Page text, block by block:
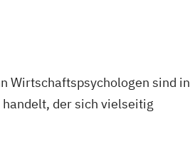
Wirtschaftspsychologen sind in
der sich vielseitig